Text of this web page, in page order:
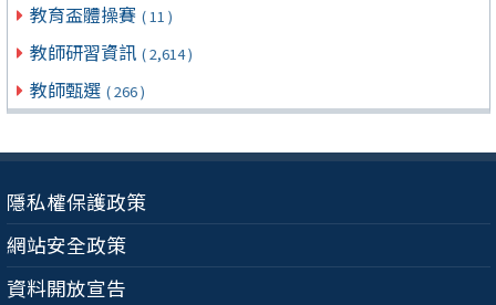
教育盃體操賽 ( 11 )
教師研習資訊 ( 2,614 )
教師甄選 ( 266 )
隱私權保護政策
網站安全政策
資料開放宣告